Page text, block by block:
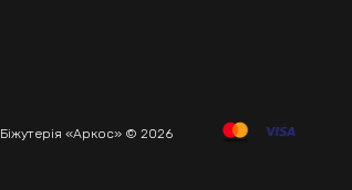
Біжутерія «Аркос» © 2026